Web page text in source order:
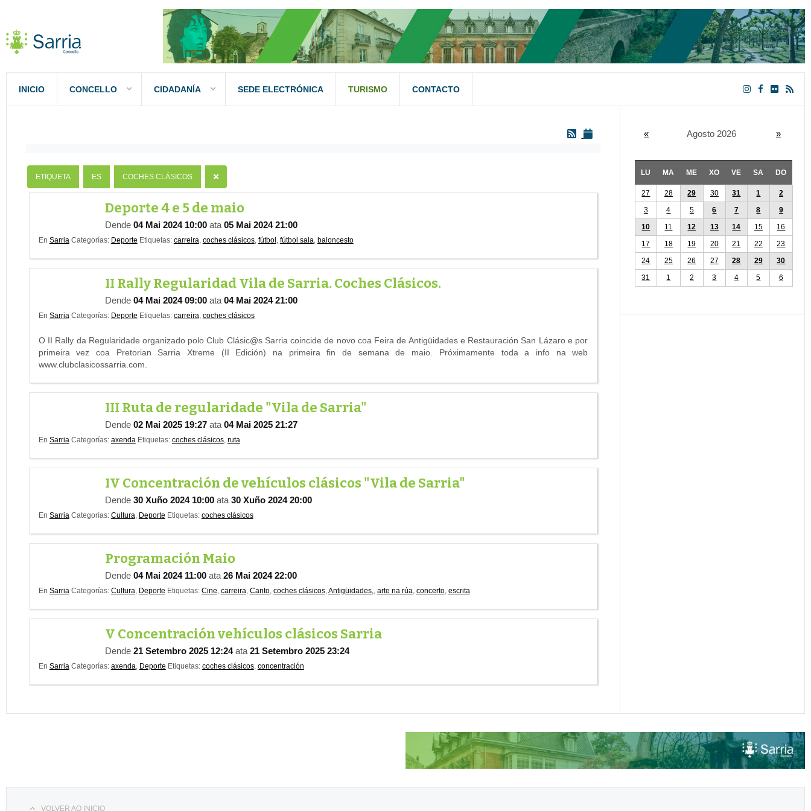
INICIO CONCELLO CIDADANÍA SEDE ELECTRÓNICA TURISMO CONTACTO
ETIQUETA ES COCHES CLÁSICOS
Deporte 4 e 5 de maio
Dende 04 Mai 2024 10:00 ata 05 Mai 2024 21:00
En Sarria Categorías: Deporte Etiquetas: carreira, coches clásicos, fútbol , fútbol sala, baloncesto
II Rally Regularidad Vila de Sarria. Coches Clásicos.
Dende 04 Mai 2024 09:00 ata 04 Mai 2024 21:00
En Sarria Categorías: Deporte Etiquetas: carreira, coches clásicos
O II Rally da Regularidade organizado polo Club Clásic@s Sarria coincide de novo coa Feira de Antigüidades e Restauración San Lázaro e por
primeira vez coa Pretorian Sarria Xtreme (II Edición) na primeira fin de semana de maio. Próximamente toda a info na web
www.clubclasicossarria.com.
III Ruta de regularidade "Vila de Sarria"
Dende 02 Mai 2025 19:27 ata 04 Mai 2025 21:27
En Sarria Categorías: axenda Etiquetas: coches clásicos, ruta
IV Concentración de vehículos clásicos "Vila de Sarria"
Dende 30 Xuño 2024 10:00 ata 30 Xuño 2024 20:00
En Sarria Categorías: Cultura, Deporte Etiquetas: coches clásicos
Programación Maio
Dende 04 Mai 2024 11:00 ata 26 Mai 2024 22:00
En Sarria Categorías: Cultura, Deporte Etiquetas: Cine, carreira, Canto, coches clásicos,Antigüidades,, arte na rúa, concerto, escrita
V Concentración vehículos clásicos Sarria
Dende 21 Setembro 2025 12:24 ata 21 Setembro 2025 23:24
En Sarria Categorías: axenda, Deporte Etiquetas: coches clásicos, concentración
« Agosto 2026 »
LU MA ME XO VE SA DO
27 28 29 30 31 1
2
3
4 5 6 7 8
9
10
11 12 13 14 15
16
17
18 19 20 21 22
23
24
25 26 27 28 29
30
31
1 2 3 4 5 6
VOLVER AO INICIO